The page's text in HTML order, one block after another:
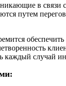
в связи
путем
обеспечить
каждый случай